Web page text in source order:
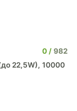
0
982
22,5W), 10000